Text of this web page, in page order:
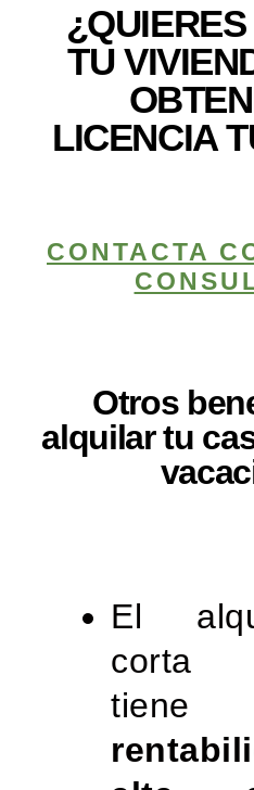
TU
LICENCIA
CONTACTA
Otros
alquilar tu
El
corta